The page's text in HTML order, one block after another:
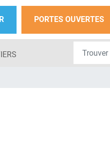
PORTES OUVERTES